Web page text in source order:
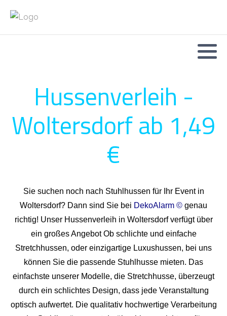
Hussenverleih -
Woltersdorf ab 1,49
€
Sie suchen noch nach Stuhlhussen für Ihr Event in
Woltersdorf? Dann sind Sie bei DekoAlarm © genau
richtig! Unser Hussenverleih in Woltersdorf verfügt über
ein großes Angebot Ob schlichte und einfache
Stretchhussen, oder einzigartige Luxushussen, bei uns
können Sie die passende Stuhlhusse mieten. Das
einfachste unserer Modelle, die Stretchhusse, überzeugt
durch ein schlichtes Design, dass jede Veranstaltung
optisch aufwertet. Die qualitativ hochwertige Verarbeitung